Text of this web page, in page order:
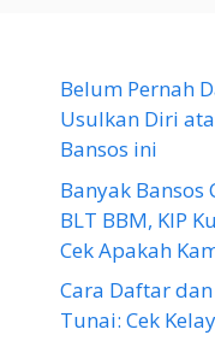
Belum Pernah
Usulkan Diri
Bansos ini
Banyak
BLT BBM, KIP
Cek Apakah
Cara Daftar
Tunai: Cek